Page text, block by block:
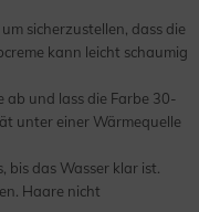
sicherzustellen, dass die
kann leicht schaumig
ab und lass die Farbe 30-
unter einer Wärmequelle
bis das Wasser klar ist.
Haare nicht